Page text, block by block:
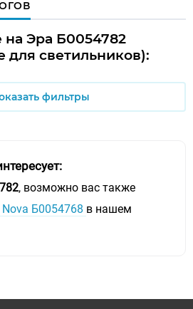
Эра Б0054782
светильников):
фильтры
, возможно вас также
Б0054768 в нашем